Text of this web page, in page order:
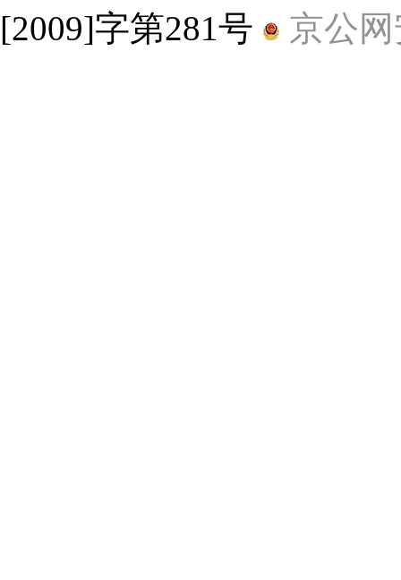
[2009]字第281号
京公网